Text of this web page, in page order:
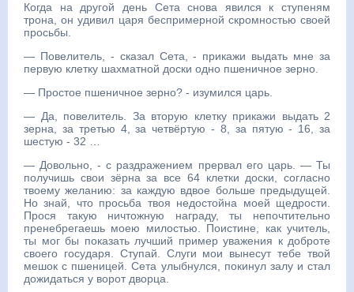
Когда на другой день Сета снова явился к ступеням
трона, он удивил царя беспримерной скромностью своей
просьбы.
— Повелитель, - сказал Сета, - прикажи выдать мне за
первую клетку шахматной доски одно пшеничное зерно.
— Простое пшеничное зерно? - изумился царь.
— Да, повелитель. За вторую клетку прикажи выдать 2
зерна, за третью 4, за четвёртую - 8, за пятую - 16, за
шестую - 32 …
— Довольно, - с раздражением прервал его царь. — Ты
получишь свои зёрна за все 64 клетки доски, согласно
твоему желанию: за каждую вдвое больше предыдущей.
Но знай, что просьба твоя недостойна моей щедрости.
Прося такую ничтожную награду, ты непочтительно
пренебрегаешь моею милостью. Поистине, как учитель,
ты мог бы показать лучший пример уважения к доброте
своего государя. Ступай. Слуги мои вынесут тебе твой
мешок с пшеницей. Сета улыбнулся, покинул залу и стал
дожидаться у ворот дворца.